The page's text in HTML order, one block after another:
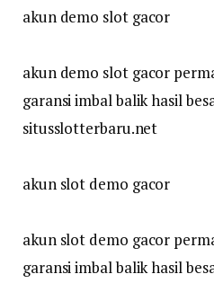
akun demo slot gacor
akun demo slot gacor
garansi imbal balik hasil
situsslotterbaru.net
akun slot demo gacor
akun slot demo gacor
garansi imbal balik hasil